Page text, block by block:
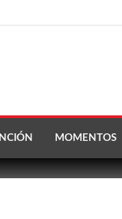
MOMENTOS